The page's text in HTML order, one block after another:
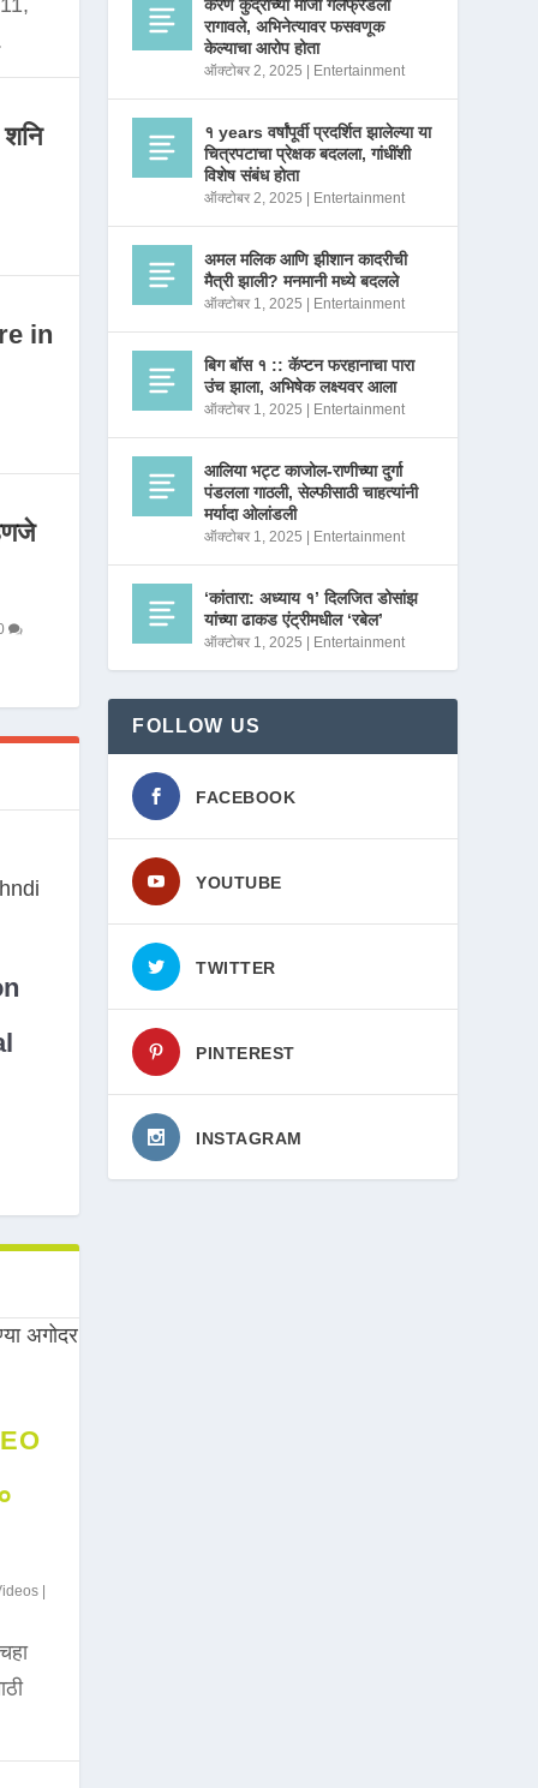
in
|
करण कुंद्राच्या माजी गर्लफ्रेंडला
रागावले, अभिनेत्यावर फसवणूक
केल्याचा आरोप होता
ऑक्टोबर 2, 2025 Entertainment
१ years वर्षांपूर्वी प्रदर्शित झालेल्या या
चित्रपटाचा प्रेक्षक बदलला, गांधींशी
विशेष संबंध होता
ऑक्टोबर 2, 2025 Entertainment
अमल मलिक आणि झीशान कादरीची
मैत्री झाली? मनमानी मध्ये बदलले
ऑक्टोबर 1, 2025 Entertainment
बिग बॉस १ :: कॅप्टन फरहानाचा पारा
उंच झाला, अभिषेक लक्ष्यवर आला
ऑक्टोबर 1, 2025 Entertainment
आलिया भट्ट काजोल-राणीच्या दुर्गा
पंडलला गाठली, सेल्फीसाठी चाहत्यांनी
मर्यादा ओलांडली
ऑक्टोबर 1, 2025 Entertainment
‘कांतारा: अध्याय १’ दिलजित डोसांझ
यांच्या ढाकड एंट्रीमधील ‘रबेल’
ऑक्टोबर 1, 2025 Entertainment
FOLLOW US
FACEBOOK
YOUTUBE
TWITTER
PINTEREST
INSTAGRAM